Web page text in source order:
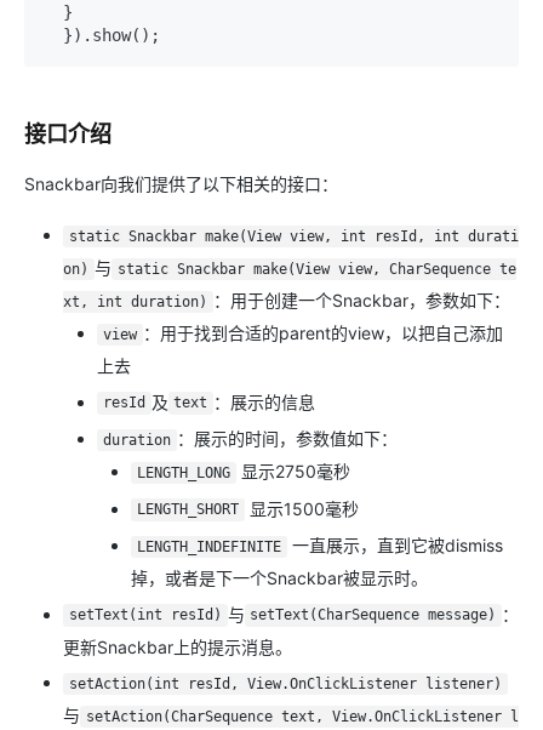
  }).show();
接口介绍
Snackbar向我们提供了以下相关的接口：
static Snackbar make(View view, int resId, int durati
on) 与 static Snackbar make(View view, CharSequence te
xt, int duration)
：用于创建一个Snackbar，参数如下：
view ：用于找到合适的parent的view，以把自己添加
上去
resId 及 text ：展示的信息
duration ：展示的时间，参数值如下：
LENGTH_LONG 显示2750毫秒
LENGTH_SHORT 显示1500毫秒
LENGTH_INDEFINITE
一直展示，直到它被dismiss
掉，或者是下一个Snackbar被显示时。
setText(int resId) 与 setText(CharSequence message)
：
更新Snackbar上的提示消息。
setAction(int resId, View.OnClickListener listener)
与 setAction(CharSequence text, View.OnClickListener l